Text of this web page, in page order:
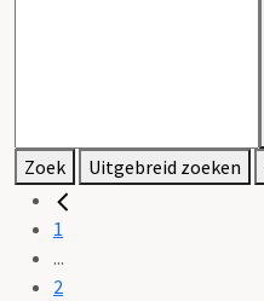
Zoek Uitgebreid zoeken
1
...
2